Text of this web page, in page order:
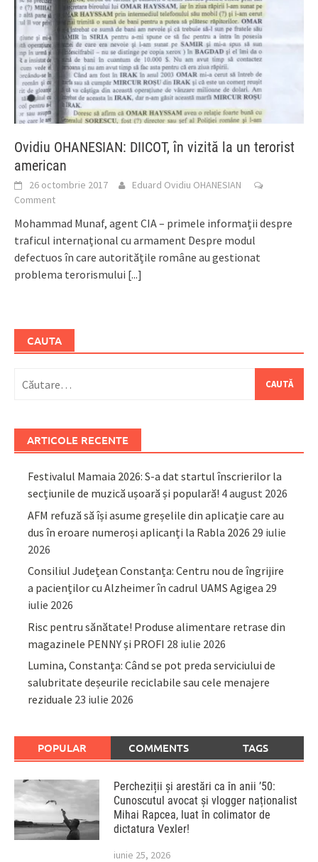
Ovidiu OHANESIAN: DIICOT, în vizită la un terorist
american
26 octombrie 2017
Eduard Ovidiu OHANESIAN
Comment
Mohammad Munaf, agent CIA – primele informații despre
traficul internațional cu armament Despre modul
defectuos în care autoritățile române au gestionat
problema terorismului [...]
CAUTA
după:
ARTICOLE RECENTE
Festivalul Mamaia 2026: S-a dat startul înscrierilor la
secțiunile de muzică ușoară și populară! 4 august 2026
AFM refuză să își asume greșelile din aplicație care au
dus în eroare numeroși aplicanți la Rabla 2026 29 iulie
2026
Consiliul Județean Constanța: Centru nou de îngrijire
a pacienților cu Alzheimer în cadrul UAMS Agigea 29
iulie 2026
Risc pentru sănătate! Produse alimentare retrase din
magazinele PENNY și PROFI 28 iulie 2026
Lumina, Constanța: Când se pot preda serviciului de
salubritate deșeurile reciclabile sau cele menajere
reziduale 23 iulie 2026
POPULAR COMMENTS TAGS
Percheziții și arestări ca în anii ’50:
Cunoscutul avocat și vlogger naționalist
Mihai Rapcea, luat în colimator de
dictatura Vexler!
iunie 25, 2026